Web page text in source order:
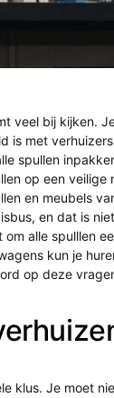
veel bij kijken.
is met
spullen
op een veilige
en meubels
en dat is
alle spulllen
kun je
op deze
klus. Je moet